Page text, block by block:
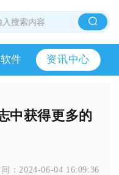
件 资讯中心
中获得更多的
： 2024-06-04 16:09:36